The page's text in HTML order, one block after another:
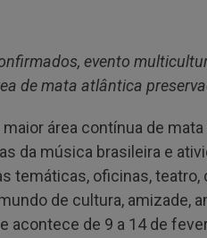
evento
de mata atlântica
área contínua de
da música brasileira e
temáticas, oficinas, teatro,
de cultura, amizade,
acontece de 9 a 14 de